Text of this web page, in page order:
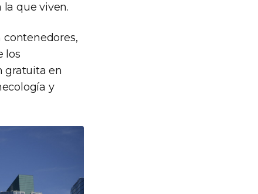
que viven.
contenedores,
los
gratuita en
y